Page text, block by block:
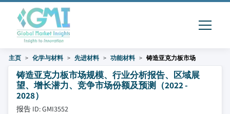
主页 化学与材料 先进材料 功能材料 铸造亚克力板市场
铸造亚克力板市场规模、行业分析报告、区域展
望、增长潜力、竞争市场份额及预测（2022 -
2028）
报告 ID: GMI3552